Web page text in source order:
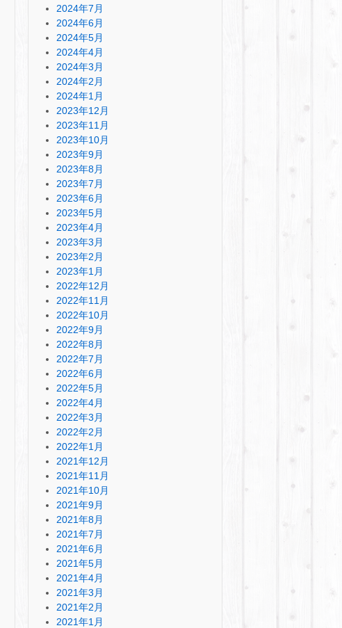
2024年7月
2024年6月
2024年5月
2024年4月
2024年3月
2024年2月
2024年1月
2023年12月
2023年11月
2023年10月
2023年9月
2023年8月
2023年7月
2023年6月
2023年5月
2023年4月
2023年3月
2023年2月
2023年1月
2022年12月
2022年11月
2022年10月
2022年9月
2022年8月
2022年7月
2022年6月
2022年5月
2022年4月
2022年3月
2022年2月
2022年1月
2021年12月
2021年11月
2021年10月
2021年9月
2021年8月
2021年7月
2021年6月
2021年5月
2021年4月
2021年3月
2021年2月
2021年1月